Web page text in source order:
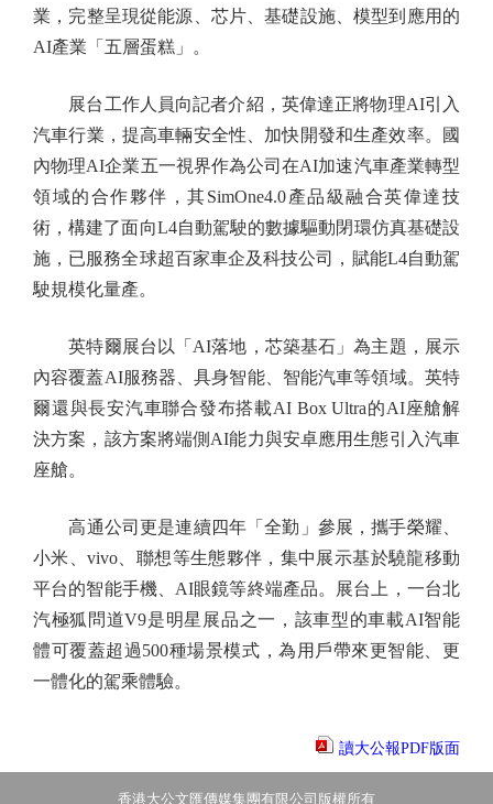
業，完整呈現從能源、芯片、基礎設施、模型到應用的
AI產業「五層蛋糕」。
展台工作人員向記者介紹，英偉達正將物理AI引入
汽車行業，提高車輛安全性、加快開發和生產效率。國
內物理AI企業五一視界作為公司在AI加速汽車產業轉型
領域的合作夥伴，其SimOne4.0產品級融合英偉達技
術，構建了面向L4自動駕駛的數據驅動閉環仿真基礎設
施，已服務全球超百家車企及科技公司，賦能L4自動駕
駛規模化量產。
英特爾展台以「AI落地，芯築基石」為主題，展示
內容覆蓋AI服務器、具身智能、智能汽車等領域。英特
爾還與長安汽車聯合發布搭載AI Box Ultra的AI座艙解
決方案，該方案將端側AI能力與安卓應用生態引入汽車
座艙。
高通公司更是連續四年「全勤」參展，攜手榮耀、
小米、vivo、聯想等生態夥伴，集中展示基於驍龍移動
平台的智能手機、AI眼鏡等終端產品。展台上，一台北
汽極狐問道V9是明星展品之一，該車型的車載AI智能
體可覆蓋超過500種場景模式，為用戶帶來更智能、更
一體化的駕乘體驗。
讀大公報PDF版面
香港大公文匯傳媒集團有限公司版權所有